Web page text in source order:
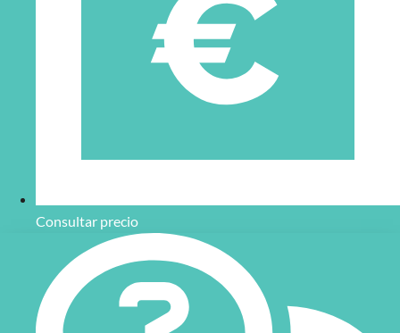
Consultar precio